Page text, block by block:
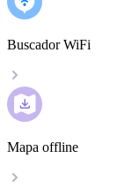
Buscador WiFi
Mapa offline